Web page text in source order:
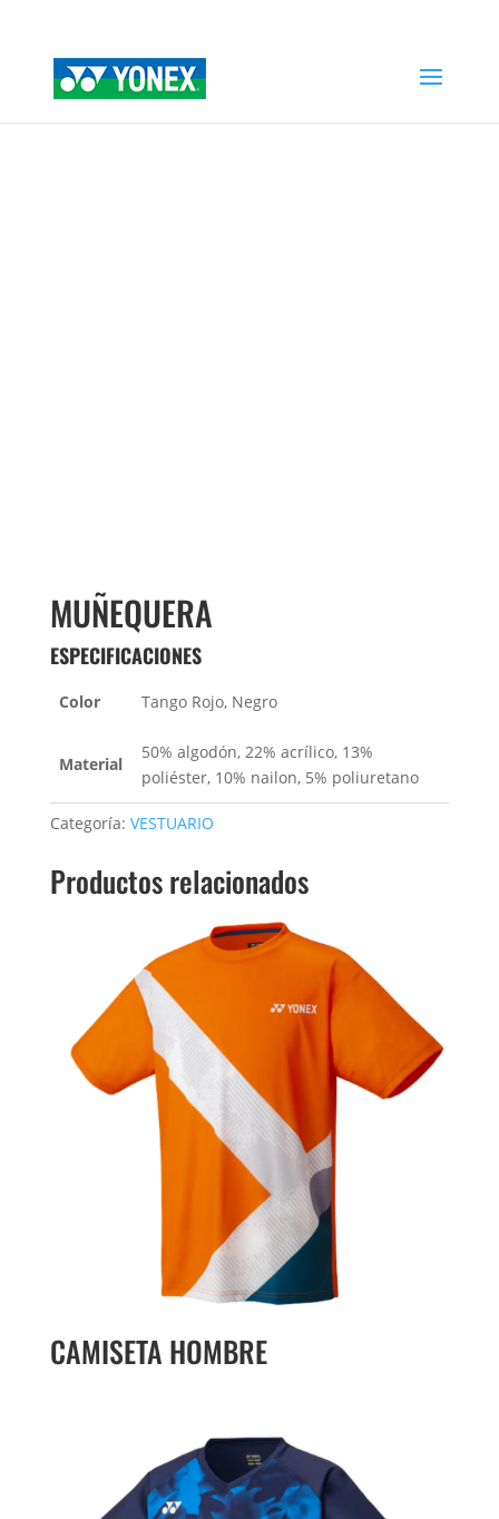
Home»Tienda»MUÑEQUERA
MUÑEQUERA
ESPECIFICACIONES
Color Tango Rojo, Negro
Material
50% algodón, 22% acrílico, 13%
poliéster, 10% nailon, 5% poliuretano
Categoría: VESTUARIO
Productos relacionados
CAMISETA HOMBRE